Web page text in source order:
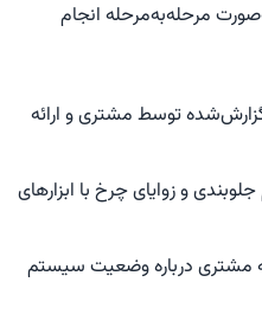
مرحله‌به‌مرحله انجام
توسط مشتری و ارائه
و زوایای چرخ با ابزارهای
مشتری درباره وضعیت سیستم